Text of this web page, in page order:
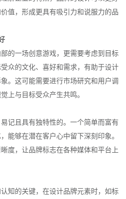
值，形成更具有吸引力和说服力的品
的一场创意游戏，更需要考虑到目标
众的文化、喜好和需求，有助于设计
。这可能需要进行市场研究和用户调
上与目标受众产生共鸣。
记且具有独特性的。一个简单而富有
能够在潜在客户心中留下深刻印象。
度，让品牌标志在各种媒体和平台上
知的关键，在设计品牌元素时，如标